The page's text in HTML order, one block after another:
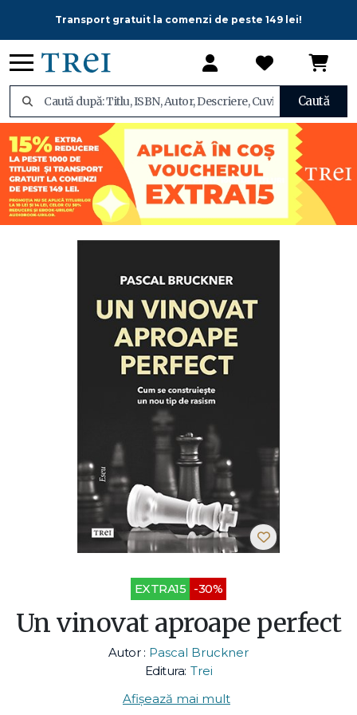
Transport gratuit la comenzi de peste 149 lei!
Caută
EXTRA15 -30%
Un vinovat aproape perfect
Autor : Pascal Bruckner
Editura: Trei
Afișează mai mult